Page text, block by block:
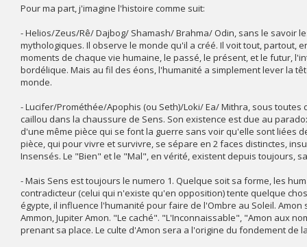
Pour ma part, j'imagine l'histoire comme suit:
- Helios/Zeus/Rê/ Dajbog/ Shamash/ Brahma/ Odin, sans le savoir
mythologiques. Il observe le monde qu'il a créé. Il voit tout,
moments de chaque vie humaine, le passé, le présent, et le futur,
bordélique. Mais au fil des éons, l'humanité a simplement lever la
monde.
- Lucifer/Prométhée/Apophis (ou Seth)/Loki/ Ea/ Mithra, sous
caillou dans la chaussure de Sens. Son existence est due au
d'une même pièce qui se font la guerre sans voir qu'elle sont liées
pièce, qui pour vivre et survivre, se sépare en 2 faces distinctes,
Insensés. Le "Bien" et le "Mal", en vérité, existent depuis toujours,
- Mais Sens est toujours le numero 1. Quelque soit sa forme, les
contradicteur (celui qui n'existe qu'en opposition) tente quelque
égypte, il influence l'humanité pour faire de l'Ombre au Soleil.
Ammon, Jupiter Amon. "Le caché". "L'Inconnaissable", "Amon aux
prenant sa place. Le culte d'Amon sera a l'origine du fondement de